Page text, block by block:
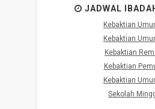
JADWAL
Kebaktian
Kebaktian
Kebaktian
Kebaktian
Kebaktian
Sekolah